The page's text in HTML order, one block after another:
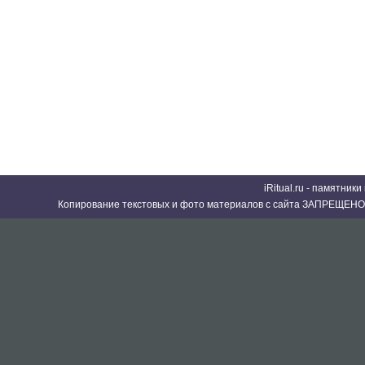
iRitual.ru -
Копирование текстовых и фото материалов с сайта